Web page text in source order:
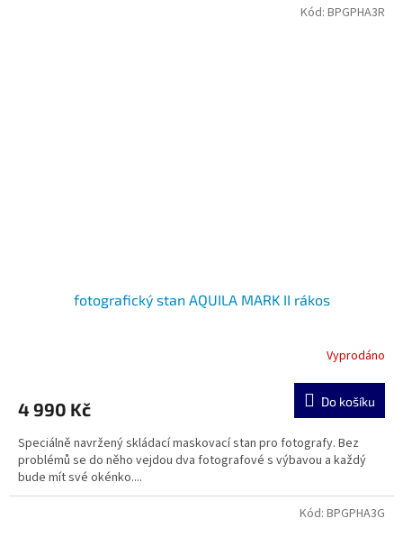
fotografický stan AQUILA MARK II rákos
Vyprodáno
4 990 Kč Do košíku
Speciálně navržený skládací maskovací stan pro fotografy. Bez
problémů se do něho vejdou dva fotografové s výbavou a každý
bude mít své okénko....
Kód: BPGPHA3R
Kód: BPGPHA3G